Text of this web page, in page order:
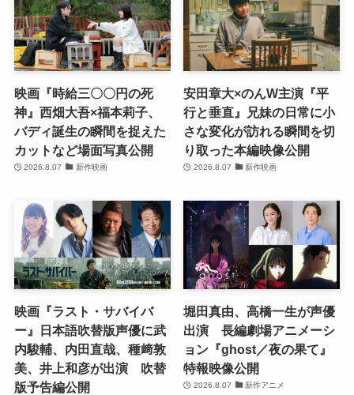
映画『時給三〇〇円の死
神』西畑大吾×福本莉子、
バディ誕生の瞬間を捉えた
カットなど場面写真公開
2026.8.07 新作映画
安田章大×のんW主演『平
行と垂直』兄妹の日常に小
さな変化が訪れる瞬間を切
り取った本編映像公開
2026.8.07 新作映画
映画『ラスト・サバイバ
ー』日本語吹替版声優に武
内駿輔、内田直哉、種﨑敦
美、井上和彦が出演 吹替
版予告編公開
堀田真由、高橋一生が声優
出演 長編劇場アニメーシ
ョン『ghost／夜の果て』
特報映像公開
2026.8.07 新作アニメ